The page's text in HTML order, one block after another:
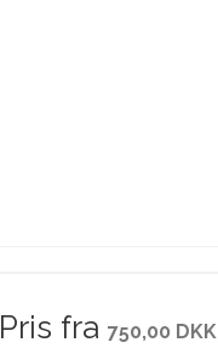
Pris fra 750,00 DKK